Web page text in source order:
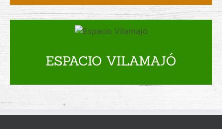
ESPACIO VILAMAJÓ